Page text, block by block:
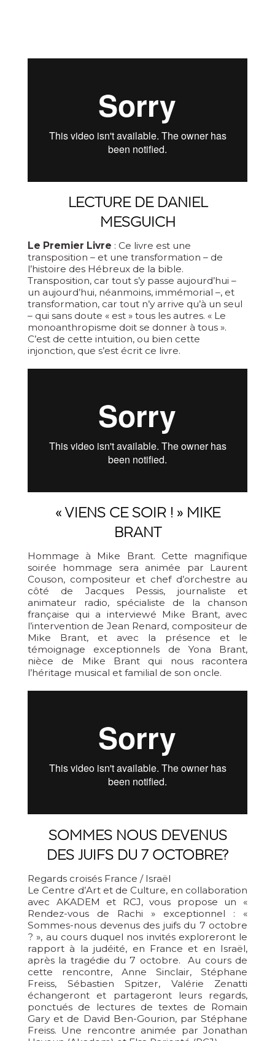
LECTURE DE DANIEL
MESGUICH
Le Premier Livre : Ce livre est une
transposition – et une transformation – de
l’histoire des Hébreux de la bible.
Transposition, car tout s’y passe aujourd’hui –
un aujourd’hui, néanmoins, immémorial –, et
transformation, car tout n’y arrive qu’à un seul
– qui sans doute « est » tous les autres. « Le
monoanthropisme doit se donner à tous ».
C’est de cette intuition, ou bien cette
injonction, que s’est écrit ce livre.
« VIENS CE SOIR ! » MIKE
BRANT
Hommage à Mike Brant. Cette magnifique
soirée hommage sera animée par Laurent
Couson, compositeur et chef d’orchestre au
côté de Jacques Pessis, journaliste et
animateur radio, spécialiste de la chanson
française qui a interviewé Mike Brant, avec
l’intervention de Jean Renard, compositeur de
Mike Brant, et avec la présence et le
témoignage exceptionnels de Yona Brant,
nièce de Mike Brant qui nous racontera
l’héritage musical et familial de son oncle.
SOMMES NOUS DEVENUS
DES JUIFS DU 7 OCTOBRE?
Regards croisés France / Israël
Le Centre d’Art et de Culture, en collaboration
avec AKADEM et RCJ, vous propose un «
Rendez-vous de Rachi » exceptionnel : «
Sommes-nous devenus des juifs du 7 octobre
? », au cours duquel nos invités exploreront le
rapport à la judéité, en France et en Israël,
après la tragédie du 7 octobre. Au cours de
cette rencontre, Anne Sinclair, Stéphane
Freiss, Sébastien Spitzer, Valérie Zenatti
échangeront et partageront leurs regards,
ponctués de lectures de textes de Romain
Gary et de David Ben-Gourion, par Stéphane
Freiss. Une rencontre animée par Jonathan